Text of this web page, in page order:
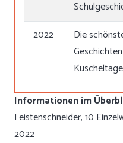
2022
Die
Kuscheltage
Informationen im
Leistenschneider, 10
2022